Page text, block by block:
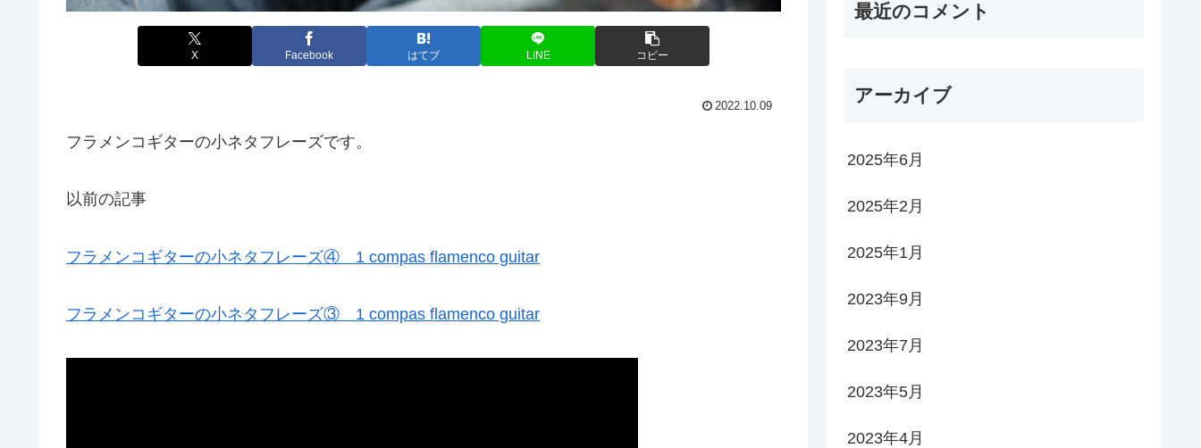
X Facebook はてブ LINE コピー
2022.10.09
フラメンコギターの小ネタフレーズです。
以前の記事
フラメンコギターの小ネタフレーズ④ 1 compas flamenco guitar
フラメンコギターの小ネタフレーズ③ 1 compas flamenco guitar
最近のコメント
アーカイブ
2025年6月
2025年2月
2025年1月
2023年9月
2023年7月
2023年5月
2023年4月